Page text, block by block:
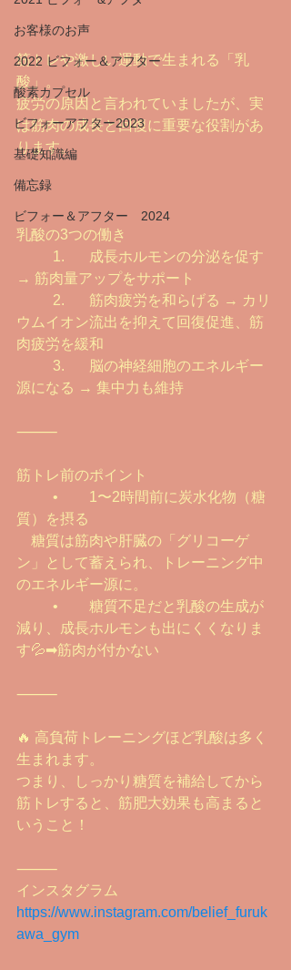
お客様のお声
2022 ビフォー＆アフター
酸素カプセル
ビフォーアフター2023
基礎知識編
備忘録
ビフォー＆アフター 2024
筋トレや激しい運動で生まれる「乳
酸」。
疲労の原因と言われていましたが、実
は筋肉の成長と回復に重要な役割があ
ります。
乳酸の3つの働き
→ 筋肉量アップをサポート
ウムイオン流出を抑えて回復促進、筋
肉疲労を緩和
源になる → 集中力も維持
⸻
筋トレ前のポイント
質）を摂る
糖質は筋肉や肝臓の「グリコーゲ
ン」として蓄えられ、トレーニング中
のエネルギー源に。
減り、成長ホルモンも出にくくなりま
す💦➡︎筋肉が付かない
⸻
🔥 高負荷トレーニングほど乳酸は多く
生まれます。
つまり、しっかり糖質を補給してから
筋トレすると、筋肥大効果も高まると
いうこと！
⸻
インスタグラム
https://www.instagram.com/belief_furuk
awa_gym